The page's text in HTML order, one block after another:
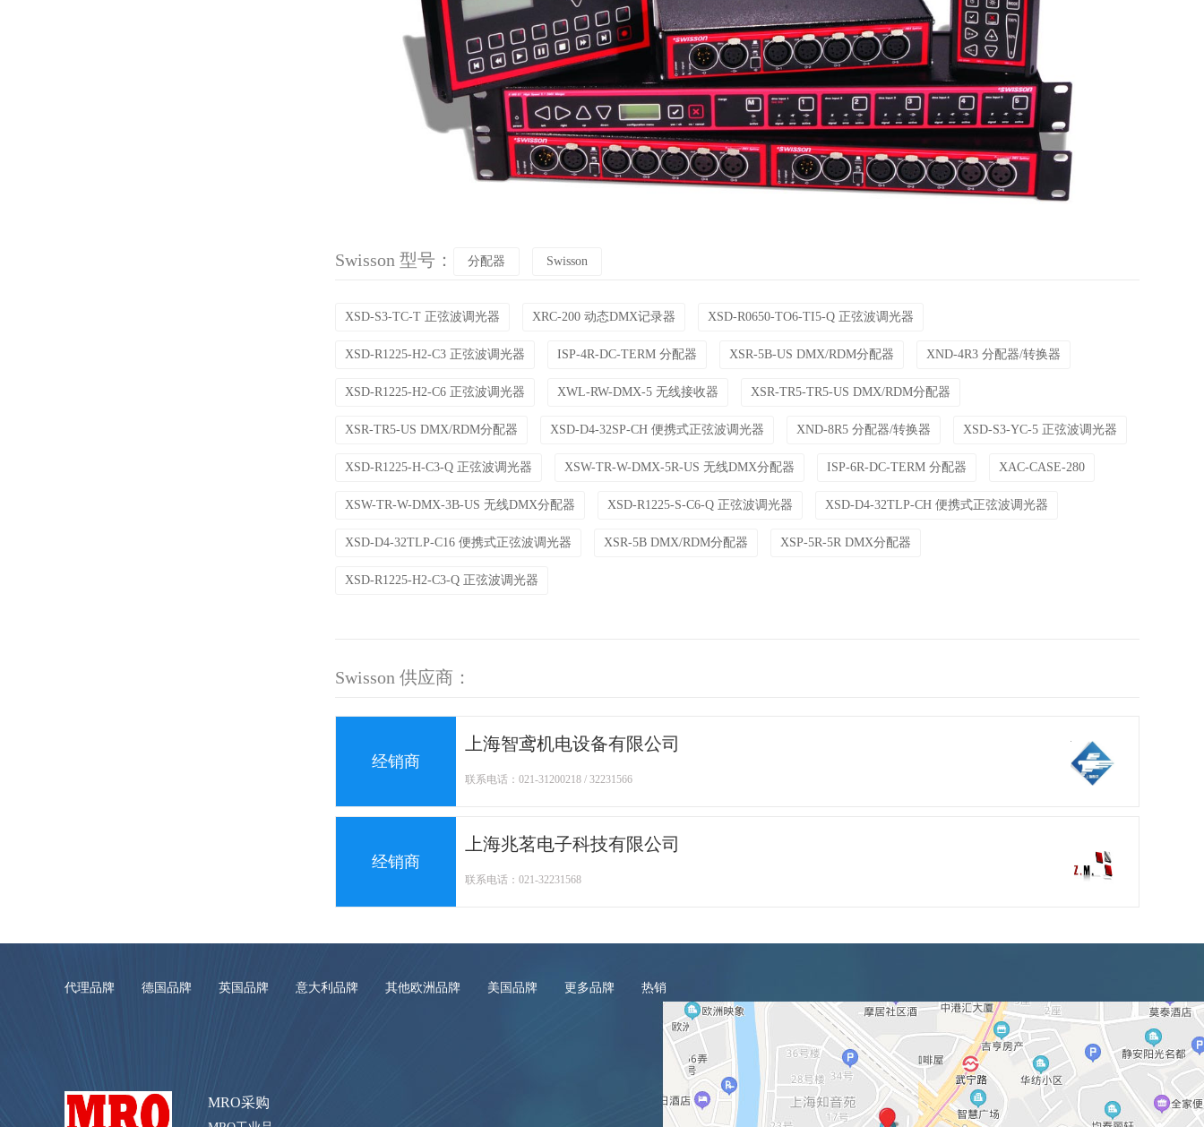
Swisson 型号： 分配器 Swisson
XSD-S3-TC-T 正弦波调光器 XRC-200 动态DMX记录器 XSD-R0650-TO6-TI5-Q 正弦波调光器
XSD-R1225-H2-C3 正弦波调光器 ISP-4R-DC-TERM 分配器 XSR-5B-US DMX/RDM分配器 XND-4R3 分配器/转换器
XSD-R1225-H2-C6 正弦波调光器 XWL-RW-DMX-5 无线接收器 XSR-TR5-TR5-US DMX/RDM分配器
XSR-TR5-US DMX/RDM分配器 XSD-D4-32SP-CH 便携式正弦波调光器 XND-8R5 分配器/转换器 XSD-S3-YC-5 正弦波调光器
XSD-R1225-H-C3-Q 正弦波调光器 XSW-TR-W-DMX-5R-US 无线DMX分配器 ISP-6R-DC-TERM 分配器 XAC-CASE-280
XSW-TR-W-DMX-3B-US 无线DMX分配器 XSD-R1225-S-C6-Q 正弦波调光器 XSD-D4-32TLP-CH 便携式正弦波调光器
XSD-D4-32TLP-C16 便携式正弦波调光器 XSR-5B DMX/RDM分配器 XSP-5R-5R DMX分配器
XSD-R1225-H2-C3-Q 正弦波调光器
Swisson 供应商：
经销商
上海智鸢机电设备有限公司
联系电话：021-31200218 / 32231566
经销商
上海兆茗电子科技有限公司
联系电话：021-32231568
代理品牌 德国品牌 英国品牌 意大利品牌 其他欧洲品牌 美国品牌 更多品牌 热销
MRO采购